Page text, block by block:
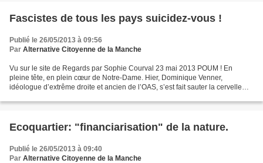
Fascistes de tous les pays suicidez-vous !
Publié le 26/05/2013 à 09:56
Par Alternative Citoyenne de la Manche
Vu sur le site de Regards par Sophie Courval 23 mai 2013 POUM ! En
pleine tête, en plein cœur de Notre-Dame. Hier, Dominique Venner,
idéologue d’extrême droite et ancien de l’OAS, s’est fait sauter la cervelle
Ecoquartier: "financiarisation" de la nature.
Publié le 26/05/2013 à 09:40
Par Alternative Citoyenne de la Manche